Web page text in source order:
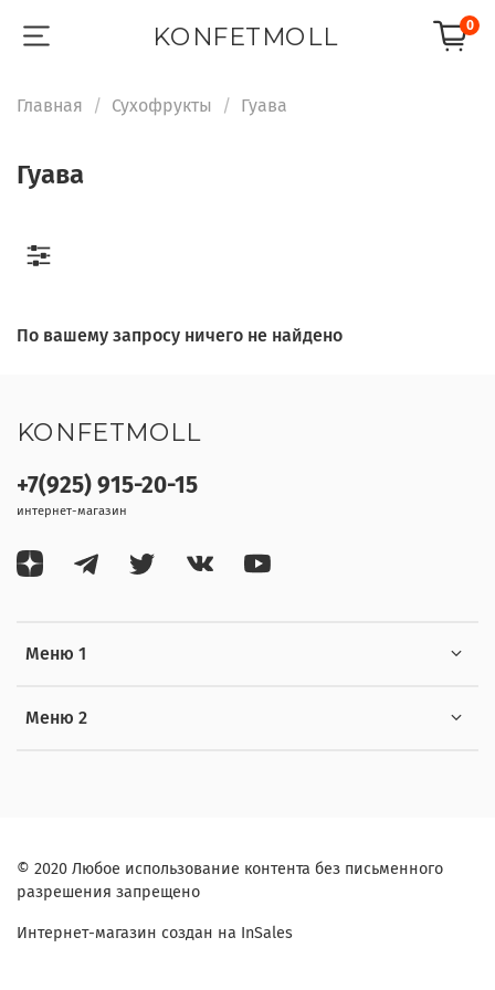
KONFETMOLL 0
Главная Сухофрукты Гуава
Гуава
По вашему запросу ничего не найдено
Меню 1
Меню 2
+7(925) 915-20-15
интернет-магазин
KONFETMOLL
© 2020 Любое использование контента без письменного
разрешения запрещено
Интернет-магазин создан на InSales